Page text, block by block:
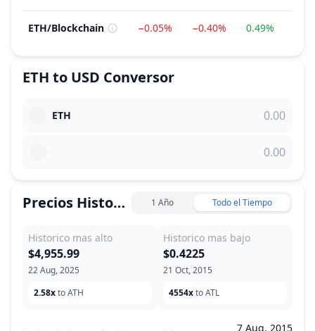
ETH/Blockchain −0.05% −0.40% 0.49%
ETH to USD Conversor
ETH
Precios Historicos 1 Año Todo el Tiempo
Historico mas alto
22 Aug, 2025
$4,955.99
2.58xto ATH
Historico mas bajo
21 Oct, 2015
$0.4225
4554xto ATL
7 Aug, 2015